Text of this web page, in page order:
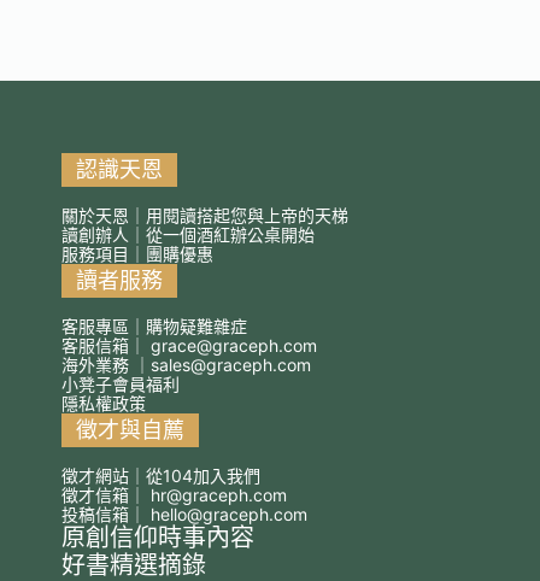
認識天恩
關於天恩｜用閱讀搭起您與上帝的天梯
讀創辦人｜從一個酒紅辦公桌開始
服務項目｜團購優惠
讀者服務
客服專區｜購物疑難雜症
客服信箱｜ grace@graceph.com
海外業務 ｜ sales@graceph.com
小凳子會員福利
隱私權政策
徵才與自薦
徵才網站｜從104加入我們
徵才信箱｜ hr@graceph.com
投稿信箱｜ hello@graceph.com
原創信仰時事內容
好書精選摘錄